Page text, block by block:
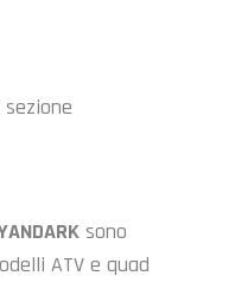
sono
ATV e quad